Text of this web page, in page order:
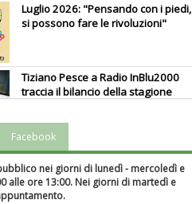
Luglio 2026: "Pensando con i piedi,
si possono fare le rivoluzioni"
Tiziano Pesce a Radio InBlu2000
traccia il bilancio della stagione
Facebook
nei giorni di lunedì - mercoledì e
alle ore 13:00. Nei giorni di martedì e